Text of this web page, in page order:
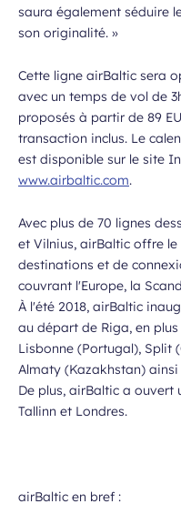
saura également séduire
son originalité. »
Cette ligne airBaltic sera
avec un temps de vol de
proposés à partir de 89
transaction inclus. Le
est disponible sur le site
www.airbaltic.com.
Avec plus de 70 lignes
et Vilnius, airBaltic offre
destinations et de
couvrant l'Europe, la
À l'été 2018, airBaltic
au départ de Riga, en
Lisbonne (Portugal), Split
Almaty (Kazakhstan)
De plus, airBaltic a ouvert
Tallinn et Londres.
airBaltic en bref :